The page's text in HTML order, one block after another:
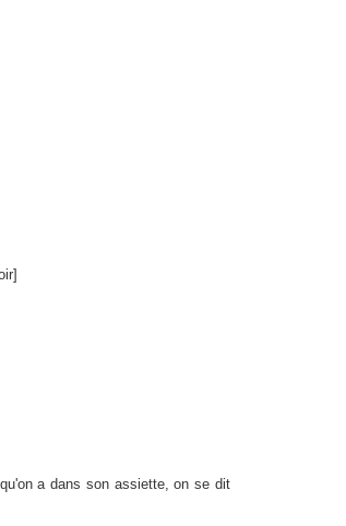
a dans son assiette, on se dit